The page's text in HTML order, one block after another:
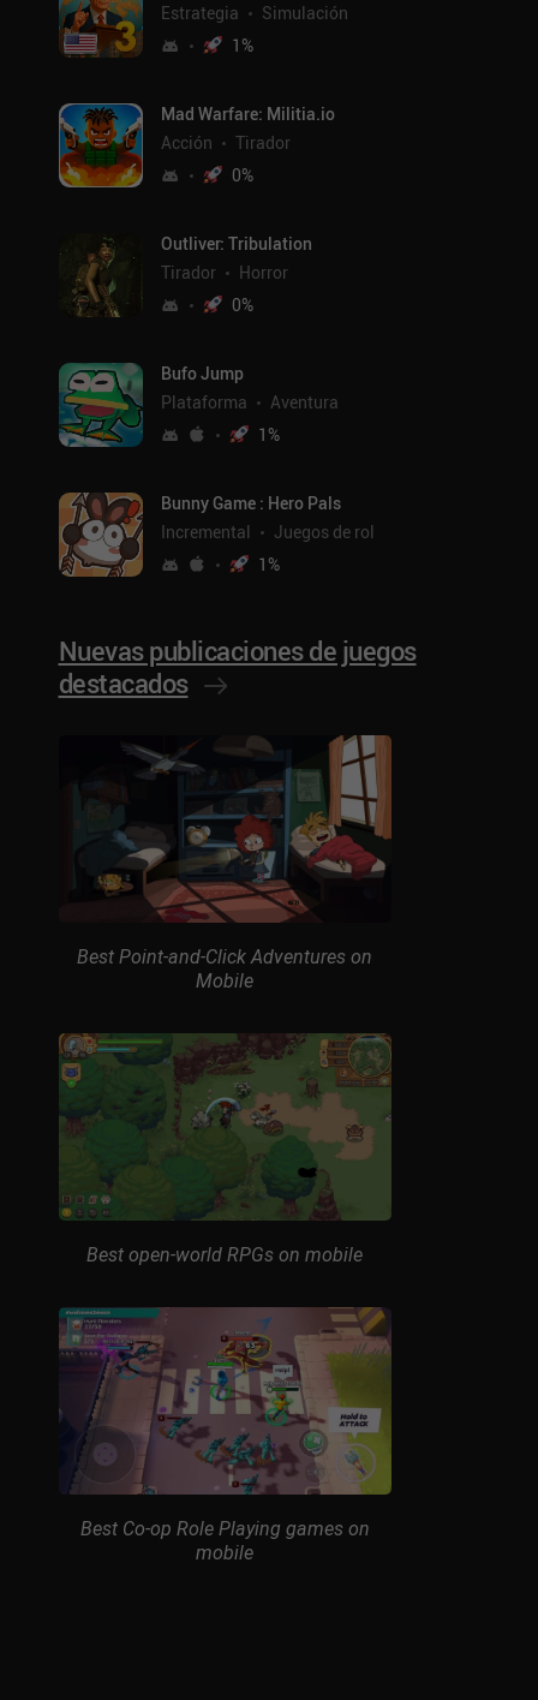
Estrategia
Simulación
1%
Mad Warfare: Militia.io
Acción
Tirador
0%
Outliver: Tribulation
Tirador
Horror
0%
Bufo Jump
Plataforma
Aventura
1%
Bunny Game : Hero Pals
Incremental
Juegos de rol
1%
Nuevas publicaciones de juegos
destacados
Best Point-and-Click Adventures on
Mobile
Best open-world RPGs on mobile
Best Co-op Role Playing games on
mobile